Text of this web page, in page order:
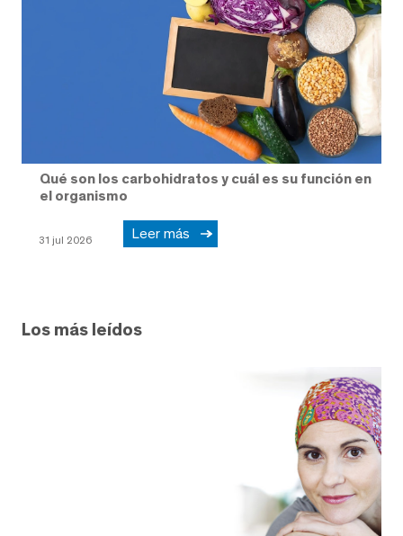
Qué son los carbohidratos y cuál es su función en
el organismo
31 jul 2026 Leer más
Los más leídos